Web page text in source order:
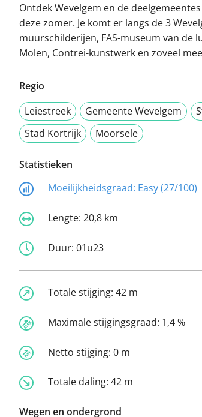
Ontdek Wevelgem en de
deze zomer. Je komt er langs de 3
muurschilderijen, FAS-museum van de
Molen, Contrei-kunstwerk en zoveel
Regio
Leiestreek
Gemeente Wevelgem
Stad Kortrijk
Moorsele
Statistieken
Moeilijkheidsgraad: Easy (27/100)
Lengte: 20,8 km
Duur: 01u23
Totale stijging: 42 m
Maximale stijgingsgraad: 1,4 %
Netto stijging: 0 m
Totale daling: 42 m
Wegen en ondergrond